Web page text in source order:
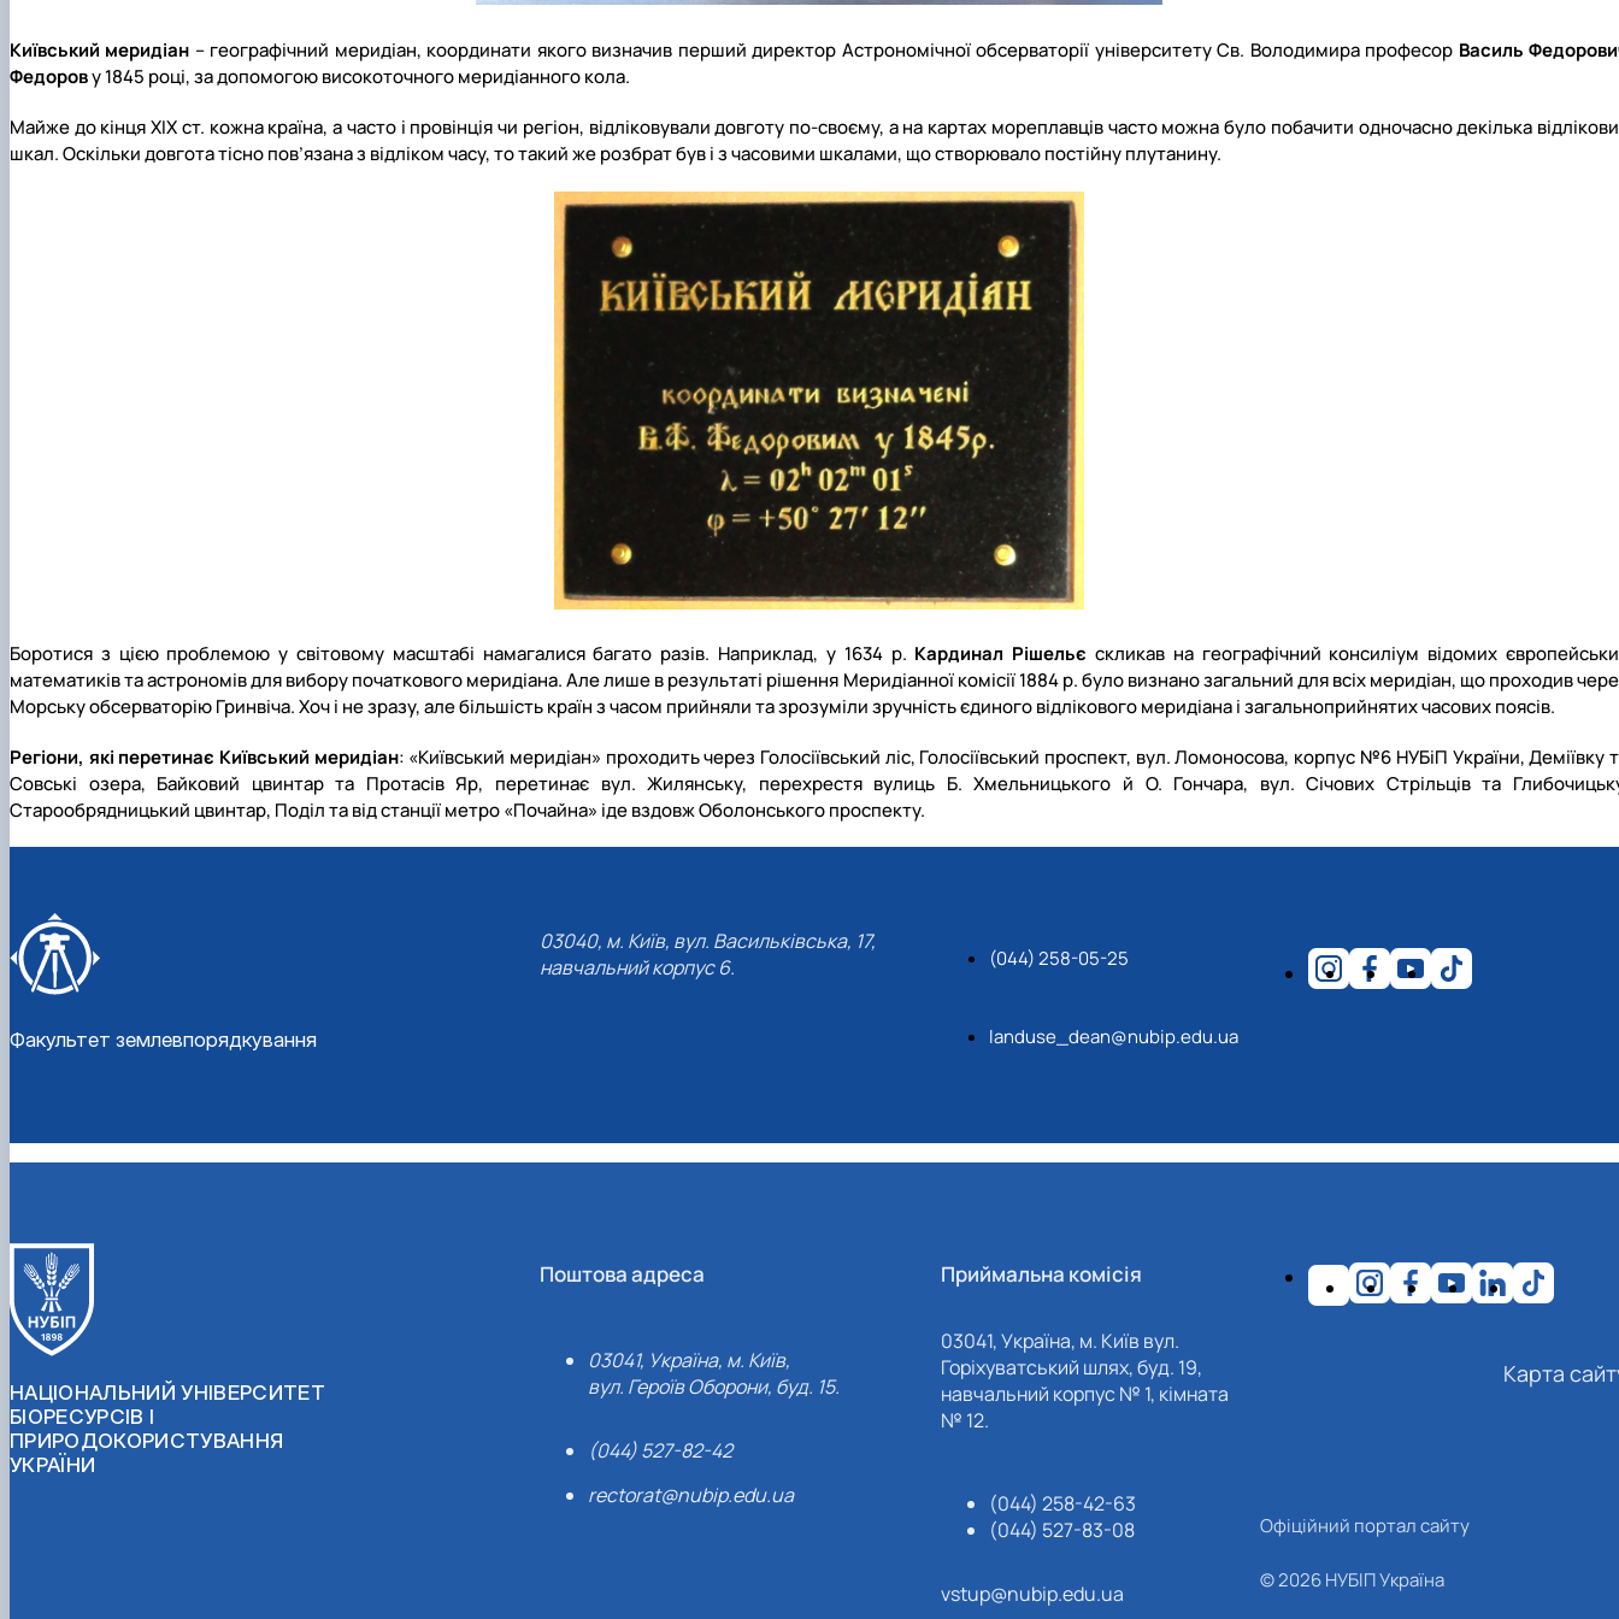
Київський меридіан – географічний меридіан, координати якого визначив перший директор Астрономічної обсерваторії університету Св. Володимира професор Василь
Федорову 1845 році, за допомогою високоточного меридіанного кола.
Майже до кінця ХІХ ст. кожна країна, а часто і провінція чи регіон, відліковували довготу по-своєму, а на картах мореплавців часто можна було побачити одночасно декілька
шкал. Оскільки довгота тісно пов’язана з відліком часу, то такий же розбрат був і з часовими шкалами, що створювало постійну плутанину.
Боротися з цією проблемою у світовому масштабі намагалися багато разів. Наприклад, у 1634 р. Кардинал Рішельє скликав на географічний консиліум відомих
математиків та астрономів для вибору початкового меридіана. Але лише в результаті рішення Меридіанної комісії 1884 р. було визнано загальний для всіх меридіан, що проходив
Морську обсерваторію Гринвіча. Хоч і не зразу, але більшість країн з часом прийняли та зрозуміли зручність єдиного відлікового меридіана і загальноприйнятих часових поясів.
Регіони, які перетинає Київський меридіан: «Київський меридіан» проходить через Голосіївський ліс, Голосіївський проспект, вул. Ломоносова, корпус №6 НУБіП України, Деміївку
Совські озера, Байковий цвинтар та Протасів Яр, перетинає вул. Жилянську, перехрестя вулиць Б. Хмельницького й О. Гончара, вул. Січових Стрільців та
Старообрядницький цвинтар, Поділ та від станції метро «Почайна» іде вздовж Оболонського проспекту.
Факультет землевпорядкування
03040, м. Київ, вул. Васильківська, 17,
навчальний корпус 6.
(044) 258-05-25
landuse_dean@nubip.edu.ua
НАЦІОНАЛЬНИЙ УНІВЕРСИТЕТ
БІОРЕСУРСІВ І
ПРИРОДОКОРИСТУВАННЯ
УКРАЇНИ
Поштова адреса
03041, Україна, м. Київ,
вул. Героїв Оборони, буд. 15.
(044) 527-82-42
rectorat@nubip.edu.ua
Приймальна комісія
03041, Україна, м. Київ вул.
Горіхуватський шлях, буд. 19,
навчальний корпус № 1, кімната
№ 12.
(044) 258-42-63
(044) 527-83-08
vstup@nubip.edu.ua
Карта
Офіційний портал сайту
© 2026 НУБІП Україна